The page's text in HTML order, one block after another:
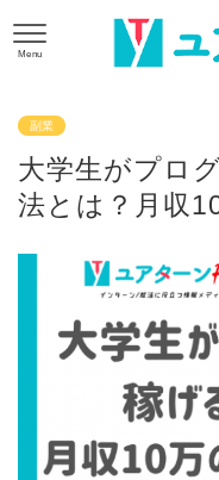
副業
大学生がプロ
法とは？月収